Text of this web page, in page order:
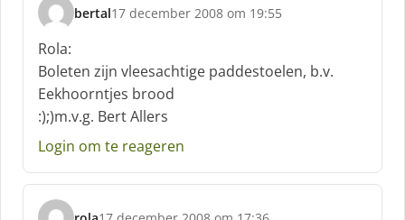
bertal
s
c
h
r
e
e
:
17 december 2008 om 19:55
Rola:
Boleten zijn vleesachtige paddestoelen, b.v.
Eekhoorntjes brood
:);)m.v.g. Bert Allers
Login om te reageren